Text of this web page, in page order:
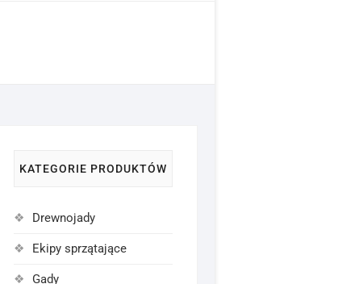
KATEGORIE PRODUKTÓW
Drewnojady
Ekipy sprzątające
Gady